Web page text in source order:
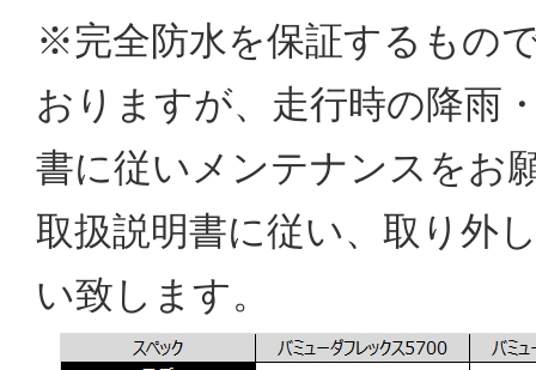
※完全防水を保証するもの
おりますが、走行時の降雨
書に従いメンテナンスをお
取扱説明書に従い、取り外
い致します。